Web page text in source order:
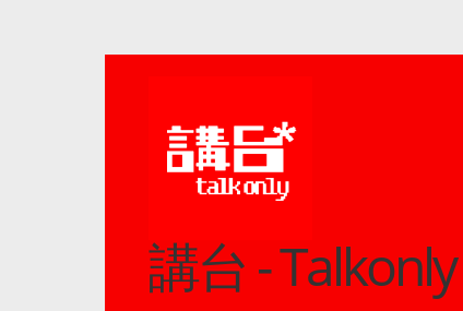
講台 - Talkonly